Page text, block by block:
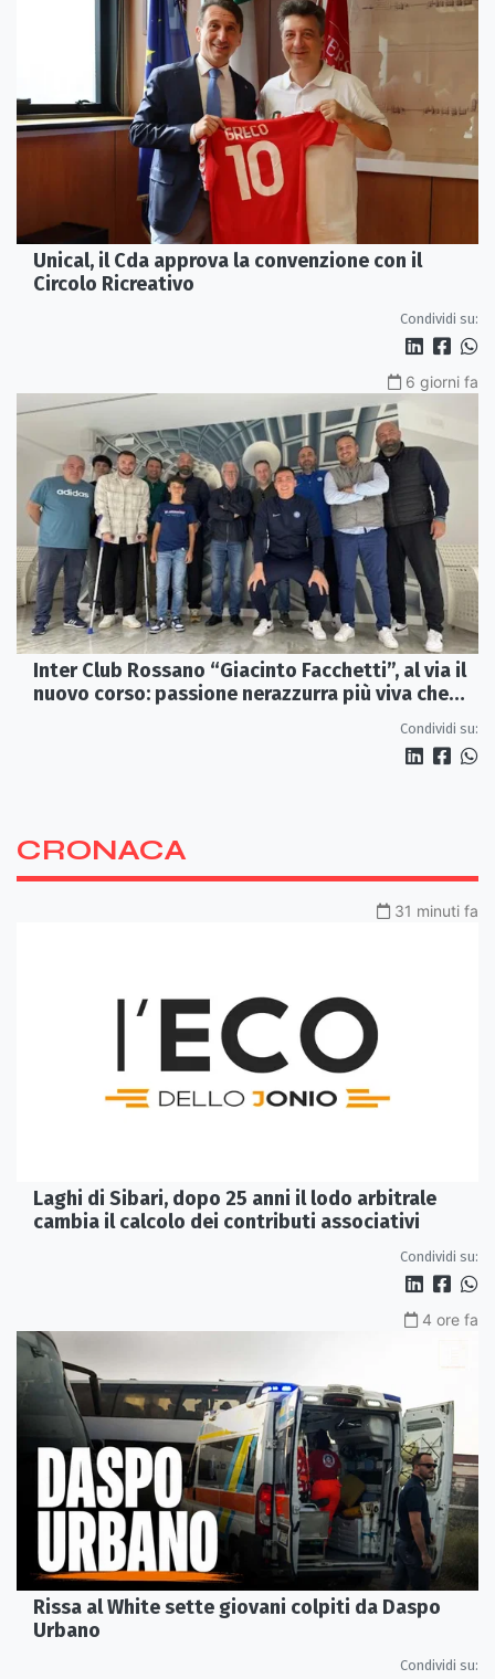
Unical, il Cda approva la convenzione con il
Circolo Ricreativo
Condividi su:
6 giorni fa
Inter Club Rossano “Giacinto Facchetti”, al via il
nuovo corso: passione nerazzurra più viva che
Condividi su:
CRONACA
31 minuti fa
Laghi di Sibari, dopo 25 anni il lodo arbitrale
cambia il calcolo dei contributi associativi
Condividi su:
4 ore fa
Rissa al White sette giovani colpiti da Daspo
Urbano
Condividi su: